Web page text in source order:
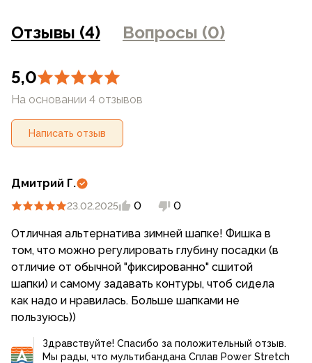
магазинах
Отзывы (4) Вопросы (0)
5,0
На основании 4 отзывов
Написать отзыв
Дмитрий Г.
23.02.2025 0 0
Отличная альтернатива зимней шапке! Фишка в
том, что можно регулировать глубину посадки (в
отличие от обычной "фиксированно" сшитой
шапки) и самому задавать контуры, чтоб сидела
как надо и нравилась. Больше шапками не
пользуюсь))
Здравствуйте! Спасибо за положительный отзыв.
Мы рады, что мультибандана Сплав Power Stretch